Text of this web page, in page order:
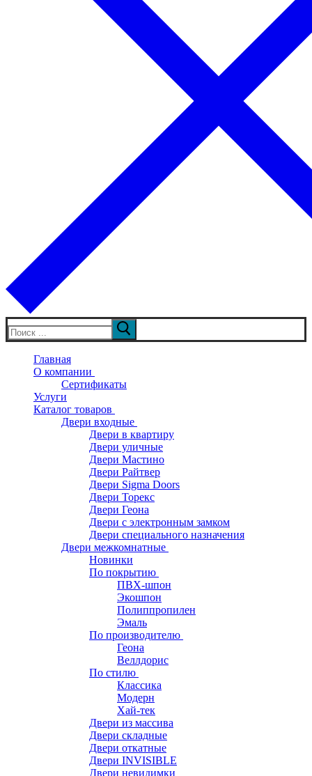
Искать:
Главная
О компании
Сертификаты
Услуги
Каталог товаров
Двери входные
Двери в квартиру
Двери уличные
Двери Мастино
Двери Райтвер
Двери Sigma Doors
Двери Торекс
Двери Геона
Двери с электронным замком
Двери специального назначения
Двери межкомнатные
Новинки
По покрытию
ПВХ-шпон
Экошпон
Полиппропилен
Эмаль
По производителю
Геона
Веллдорис
По стилю
Классика
Модерн
Хай-тек
Двери из массива
Двери складные
Двери откатные
Двери INVISIBLE
Двери невидимки